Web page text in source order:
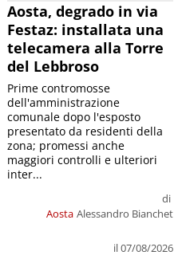
Aosta, degrado in via
Festaz: installata una
telecamera alla Torre
del Lebbroso
Aosta
di
Alessandro Bianchet
il 07/08/2026
Prime contromosse
dell'amministrazione
comunale dopo l'esposto
presentato da residenti della
zona; promessi anche
maggiori controlli e ulteriori
inter...